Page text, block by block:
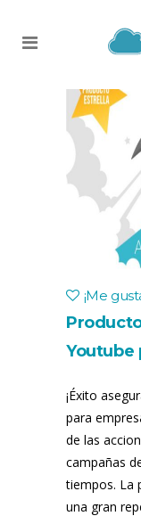
¡Me
Youtube
¡Éxito
para
de las
campañas
tiempos. La
una gran